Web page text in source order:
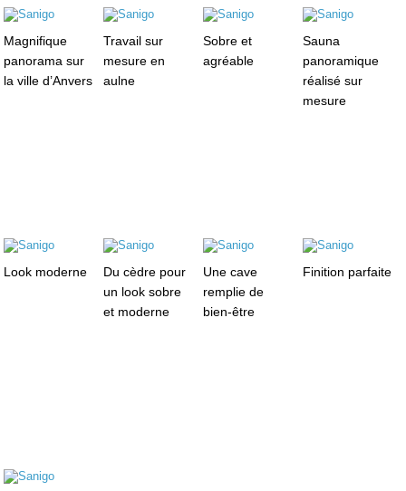
Magnifique
panorama sur
la ville d’Anvers
Travail sur
mesure en
aulne
Sobre et
agréable
Sauna
panoramique
réalisé sur
mesure
Look moderne
Du cèdre pour
un look sobre
et moderne
Une cave
remplie de
bien-être
Finition parfaite